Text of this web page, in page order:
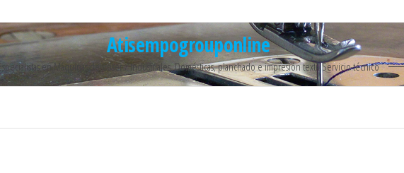
Atisempogrouponline
en Máquinas de Coser / Industriales, Domésticas, planchado e impresión textil Servicio técnico